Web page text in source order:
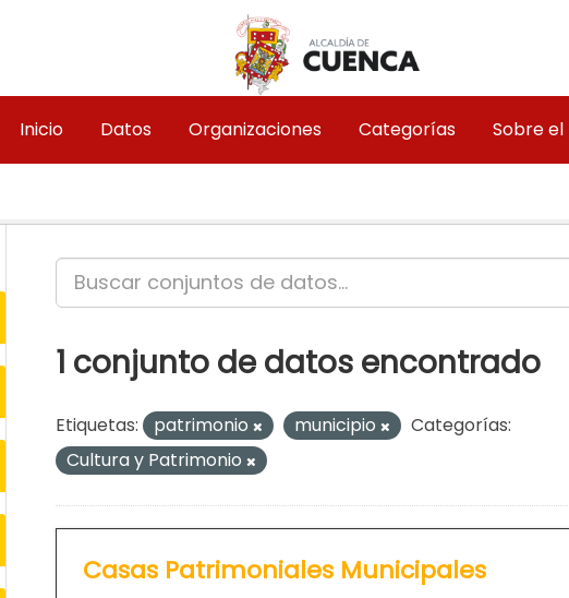
Inicio Datos Organizaciones Categorías Sobre
1 conjunto de datos encontrado
Etiquetas: patrimonio municipio
Categorías:
Cultura y Patrimonio
Casas Patrimoniales Municipales